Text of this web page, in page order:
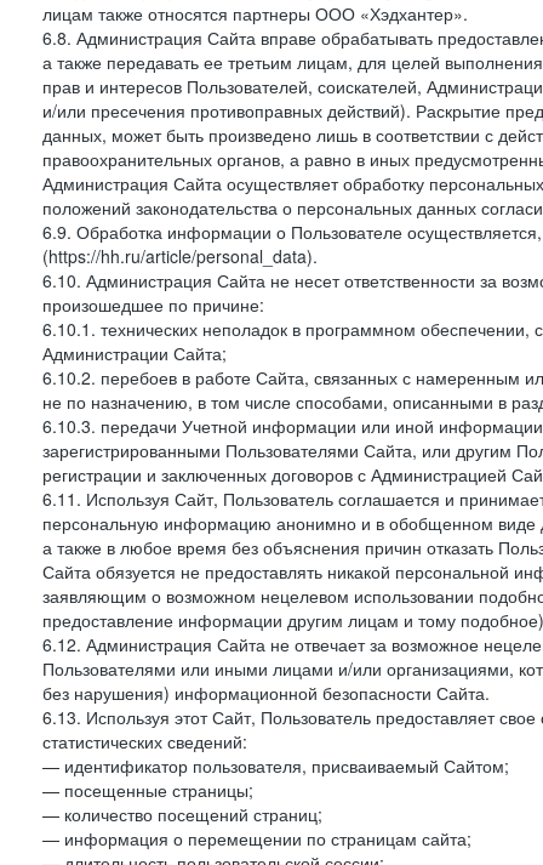
лицам также относятся партнеры ООО «Хэдхантер».
6.8. Администрация Сайта вправе обрабатывать
а также передавать ее третьим лицам, для целей
прав и интересов Пользователей, соискателей,
и/или пресечения противоправных действий). Раскрытие
данных, может быть произведено лишь в соответствии с
правоохранительных органов, а равно в иных
Администрация Сайта осуществляет обработку
положений законодательства о персональных данных
6.9. Обработка информации о Пользователе
(https://hh.ru/article/personal_data).
6.10. Администрация Сайта не несет ответственности за
произошедшее по причине:
6.10.1. технических неполадок в программном
Администрации Сайта;
6.10.2. перебоев в работе Сайта, связанных с намеренным
не по назначению, в том числе способами, описанными в
6.10.3. передачи Учетной информации или иной
зарегистрированными Пользователями Сайта, или другим
регистрации и заключенных договоров с Администрацией
6.11. Используя Сайт, Пользователь соглашается и
персональную информацию анонимно и в обобщенном виде
а также в любое время без объяснения причин отказать
Сайта обязуется не предоставлять никакой персональной
заявляющим о возможном нецелевом использовании
предоставление информации другим лицам и тому
6.12. Администрация Сайта не отвечает за возможное
Пользователями или иными лицами и/или организациями,
без нарушения) информационной безопасности Сайта.
6.13. Используя этот Сайт, Пользователь предоставляет
статистических сведений:
— идентификатор пользователя, присваиваемый Сайтом;
— посещенные страницы;
— количество посещений страниц;
— информация о перемещении по страницам сайта;